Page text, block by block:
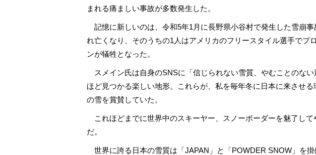
まれる痛ましい事故が多数発生した。
記憶に新しいのは、令和5年1月に長野県小谷村で発生した雪崩事
れ亡くなり、そのうちの1人はアメリカのフリースタイル選手でプ
ンが犠牲となった。
スメイン氏は自身のSNSに「信じられない雪質、やむことのない
ほど見つかる楽しい地形。これらが、私を毎年冬に日本に来させ
の雪を賞賛していた。
これほどまでに世界中のスキーヤー、スノーボーダーを魅了し
だ。
世界に誇る日本の雪質は「JAPAN」と「POWDER SNOW」を